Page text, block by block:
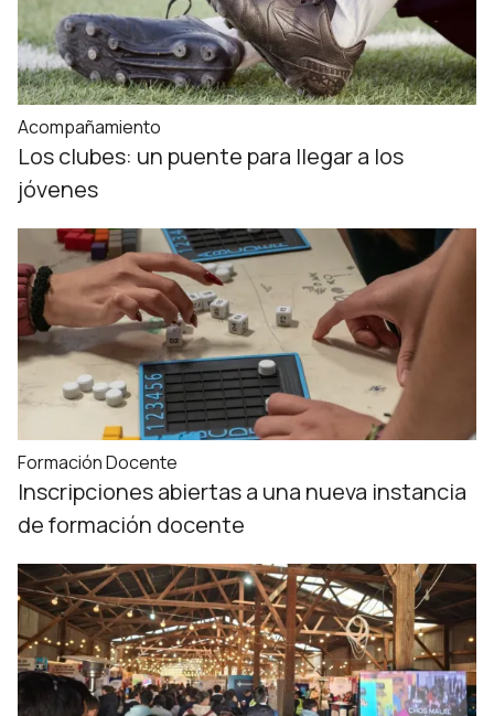
Acompañamiento
Los clubes: un puente para llegar a los
jóvenes
Formación Docente
Inscripciones abiertas a una nueva instancia
de formación docente